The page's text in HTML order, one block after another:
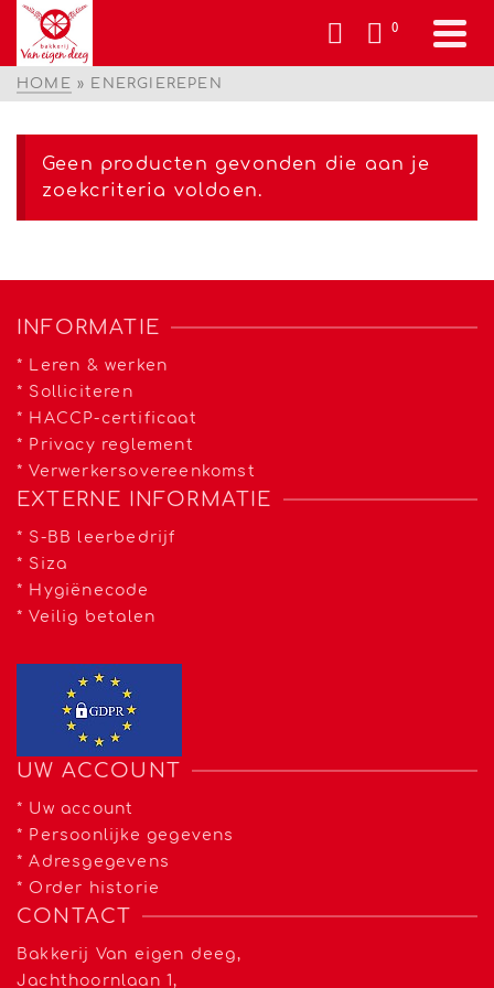
0
HOME » ENERGIEREPEN
Geen producten gevonden die aan je
zoekcriteria voldoen.
INFORMATIE
* Leren & werken
* Solliciteren
* HACCP-certificaat
* Privacy reglement
*Verwerkersovereenkomst
EXTERNE INFORMATIE
* S-BB leerbedrijf
* Siza
* Hygiënecode
*Veilig betalen
UW ACCOUNT
* Uw account
* Persoonlijke gegevens
*Adresgegevens
* Order historie
CONTACT
Bakkerij Van eigen deeg,
Jachthoornlaan 1,